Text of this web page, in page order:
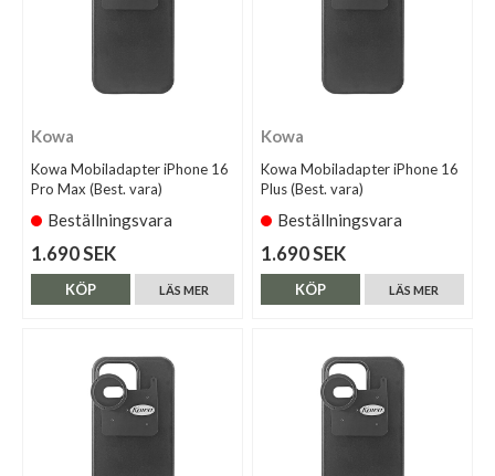
Kowa
Kowa Mobiladapter iPhone 16
Pro Max (Best. vara)
Beställningsvara
1.690 SEK
LÄS MER
KÖP
Kowa
Kowa Mobiladapter iPhone 16
Plus (Best. vara)
Beställningsvara
1.690 SEK
LÄS MER
KÖP